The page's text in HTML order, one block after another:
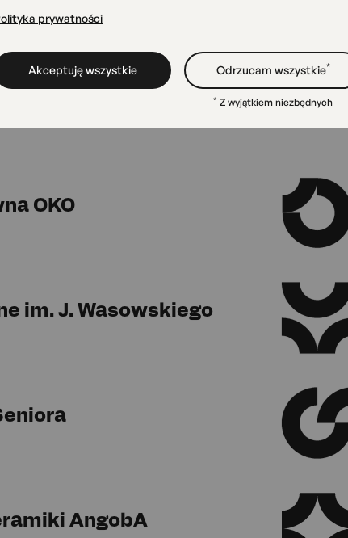
prywatności
Akceptuję wszystkie Odrzucam wszystkie*
* Z wyjątkiem niezbędnych
OKO
im. J. Wasowskiego
AngobA